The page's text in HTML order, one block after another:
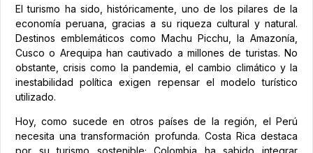
El turismo ha sido, históricamente, uno de los pilares de la
economía peruana, gracias a su riqueza cultural y natural.
Destinos emblemáticos como Machu Picchu, la Amazonía,
Cusco o Arequipa han cautivado a millones de turistas. No
obstante, crisis como la pandemia, el cambio climático y la
inestabilidad política exigen repensar el modelo turístico
utilizado.
Hoy, como sucede en otros países de la región, el Perú
necesita una transformación profunda. Costa Rica destaca
por su turismo sostenible; Colombia ha sabido integrar